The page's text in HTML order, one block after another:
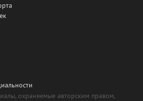
охраняемые авторским правом,